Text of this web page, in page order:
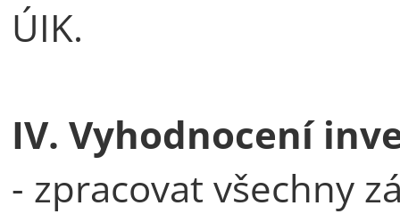
ÚIK.
IV. Vyhodnocení
- zpracovat všechny